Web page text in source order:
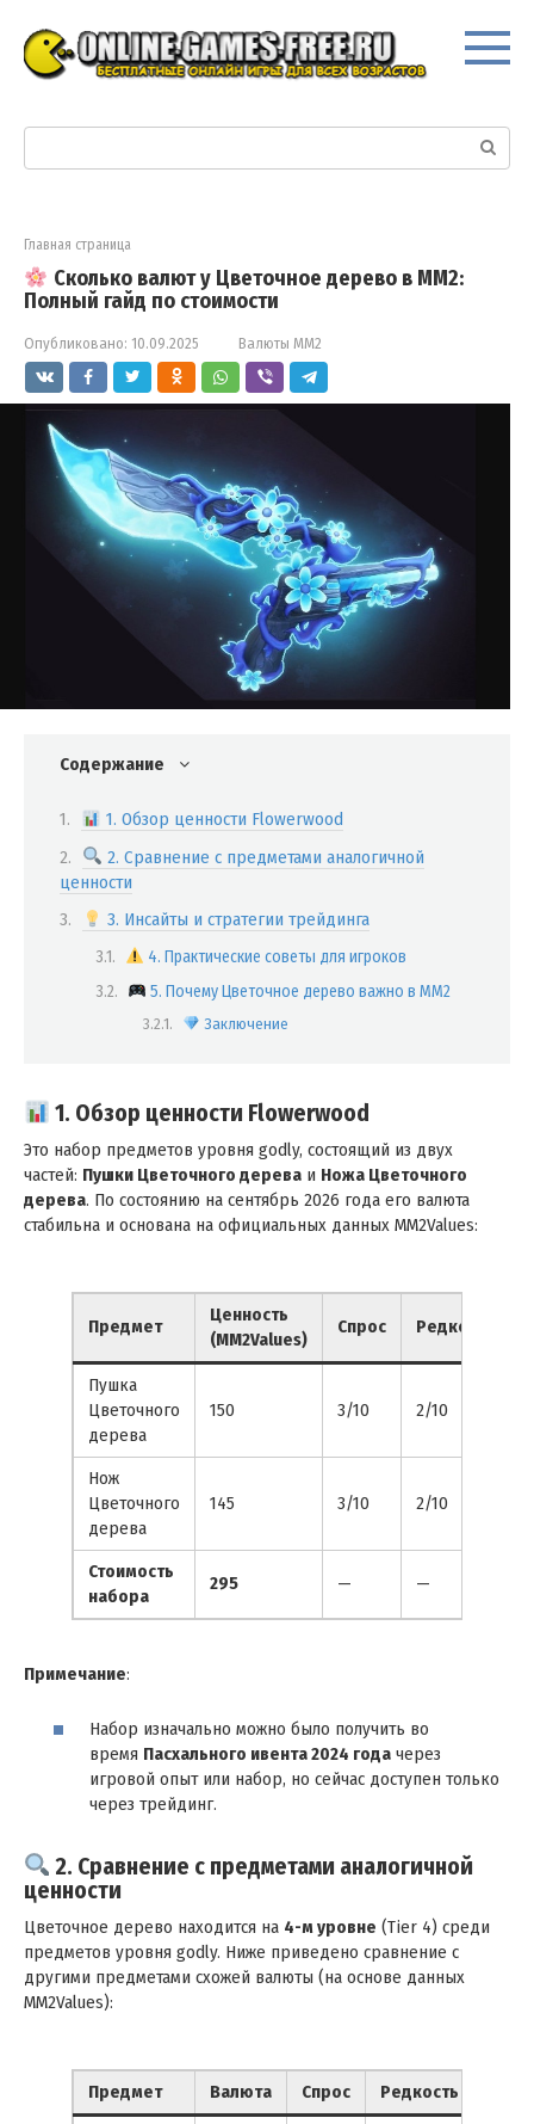
контенту
Поиск:
Главная страница
Сколько валют у Цветочное дерево в ММ2:
Полный гайд по стоимости
Опубликовано: 10.09.2025 Валюты ММ2
Содержание
1. Обзор ценности Flowerwood
2. Сравнение с предметами аналогичной
ценности
3. Инсайты и стратегии трейдинга
4. Практические советы для игроков
5. Почему Цветочное дерево важно в MM2
Заключение
1. Обзор ценности Flowerwood
Это набор предметов уровня godly, состоящий из двух
частей: Пушки Цветочного дерева и Ножа Цветочного
дерева. По состоянию на сентябрь 2026 года его валюта
стабильна и основана на официальных данных MM2Values:
Предмет
Ценность
(MM2Values)
Спрос Редкость
Пушка
Цветочного
дерева
150 3/10 2/10
Нож
Цветочного
дерева
145 3/10 2/10
Стоимость
набора
295 — —
Примечание:
Набор изначально можно было получить во
время Пасхального ивента 2024 года через
игровой опыт или набор, но сейчас доступен только
через трейдинг.
2. Сравнение с предметами аналогичной
ценности
Цветочное дерево находится на 4-м уровне (Tier 4) среди
предметов уровня godly. Ниже приведено сравнение с
другими предметами схожей валюты (на основе данных
MM2Values):
Предмет Валюта Спрос Редкость